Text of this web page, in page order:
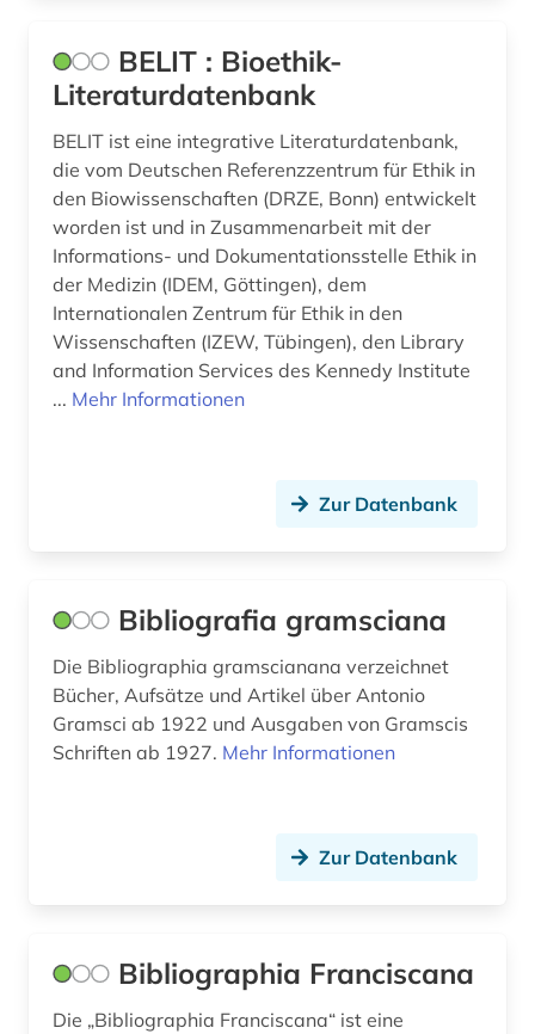
kritische theorie (1)
kulturgeschichte (1)
kulturwissenschaften (5)
kunstgeschichte (1)
künste (1)
künstlerdatenbank (1)
landeskunde (2)
literatur (7)
literaturwissenschaft (3)
lituanistik (1)
marxismus (2)
medienwissenschaft (1)
BELIT : Bioethik-
Literaturdatenbank
BELIT ist eine integrative Literaturdatenbank,
die vom Deutschen Referenzzentrum für Ethik in
den Biowissenschaften (DRZE, Bonn) entwickelt
worden ist und in Zusammenarbeit mit der
Informations- und Dokumentationsstelle Ethik in
der Medizin (IDEM, Göttingen), dem
Internationalen Zentrum für Ethik in den
Wissenschaften (IZEW, Tübingen), den Library
and Information Services des Kennedy Institute
... Mehr Informationen
Zur Datenbank
Bibliografia gramsciana
Die Bibliographia gramscianana verzeichnet
Bücher, Aufsätze und Artikel über Antonio
Gramsci ab 1922 und Ausgaben von Gramscis
Schriften ab 1927. Mehr Informationen
Zur Datenbank
Bibliographia Franciscana
Die „Bibliographia Franciscana“ ist eine